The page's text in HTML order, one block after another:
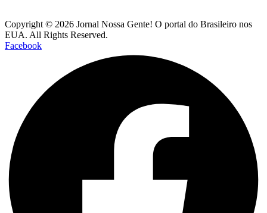
Copyright © 2026 Jornal Nossa Gente! O portal do Brasileiro nos
EUA. All Rights Reserved.
Facebook